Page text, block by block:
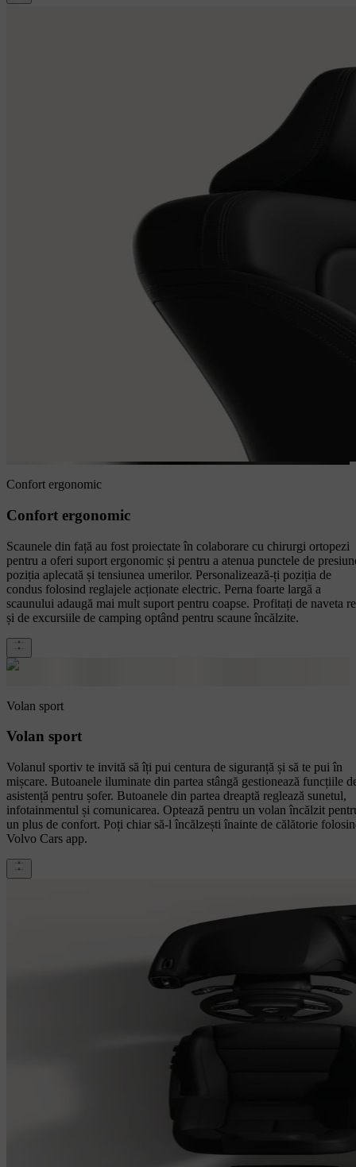
Confort ergonomic
Confort ergonomic
Scaunele din față au fost proiectate în colaborare cu chirurgi ortopezi
pentru a oferi suport ergonomic și pentru a atenua punctele de
poziția aplecată și tensiunea umerilor. Personalizează-ți poziția de
condus folosind reglajele acționate electric. Perna foarte largă a
scaunului adaugă mai mult suport pentru coapse. Profitați de naveta
și de excursiile de camping optând pentru scaune încălzite.
Volan sport
Volan sport
Volanul sportiv te invită să îți pui centura de siguranță și să te pui în
mișcare. Butoanele iluminate din partea stângă gestionează funcțiile
asistență pentru șofer. Butoanele din partea dreaptă reglează sunetul,
infotainmentul și comunicarea. Optează pentru un volan încălzit
un plus de confort. Poți chiar să-l încălzești înainte de călătorie
Volvo Cars app.